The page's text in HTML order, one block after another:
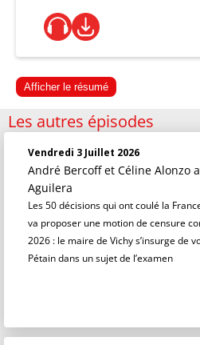
Afficher le résumé
Les autres épisodes
Vendredi 3 Juillet 2026
André Bercoff et Céline Alonzo
Aguilera
Les 50 décisions qui ont coulé la
va proposer une motion de censure
2026 : le maire de Vichy s’insurge de
Pétain dans un sujet de l’examen